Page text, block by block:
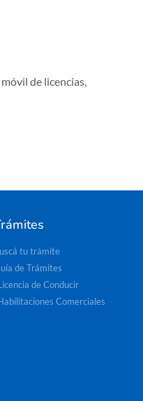
móvil de licencias,
tu trámite
de Trámites
de Conducir
Comerciales